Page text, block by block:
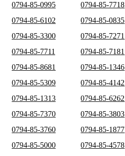
0794-85-0995
0794-85-7718
0794-85-6102
0794-85-0835
0794-85-3300
0794-85-7271
0794-85-7711
0794-85-7181
0794-85-8681
0794-85-1346
0794-85-5309
0794-85-4142
0794-85-1313
0794-85-6262
0794-85-7370
0794-85-3803
0794-85-3760
0794-85-1877
0794-85-5000
0794-85-4578